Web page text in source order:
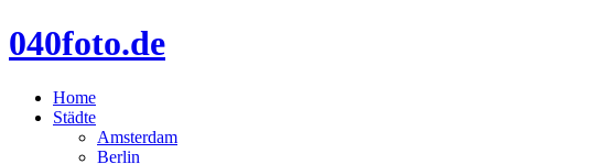
040foto.de
Home
Städte
Amsterdam
Berlin